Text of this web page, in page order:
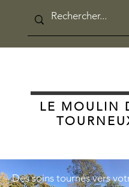
LE MOULIN
Des soins tournés vers